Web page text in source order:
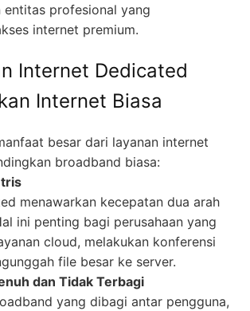
entitas profesional yang
internet premium.
Internet Dedicated
Internet Biasa
besar dari layanan internet
broadband biasa:
menawarkan kecepatan dua arah
ini penting bagi perusahaan yang
cloud, melakukan konferensi
file besar ke server.
dan Tidak Terbagi
yang dibagi antar pengguna,